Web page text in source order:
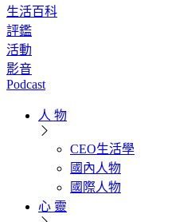
生活百科
評鑑
活動
影音
Podcast
人 物
CEO生活學
國內人物
國際人物
心 靈